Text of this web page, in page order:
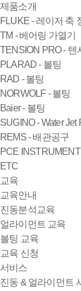
제품소개
FLUKE - 레이저 축
TM - 베어링 가열기
TENSION PRO - 텐
PLARAD - 볼팅
RAD - 볼팅
NORWOLF - 볼팅
Baier - 볼팅
SUGINO - Water
REMS - 배관공구
PCE
ETC
교육
교육안내
진동분석교육
얼라이먼트 교육
볼팅 교육
교육 신청
서비스
진동 & 얼라이먼트